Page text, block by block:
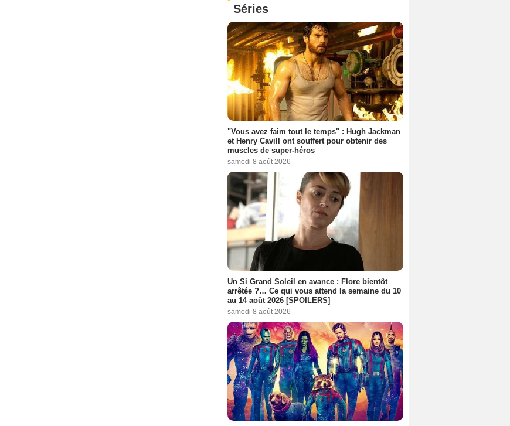
Séries
"Vous avez faim tout le temps" : Hugh Jackman
et Henry Cavill ont souffert pour obtenir des
muscles de super-héros
samedi 8 août 2026
Un Si Grand Soleil en avance : Flore bientôt
arrêtée ?… Ce qui vous attend la semaine du 10
au 14 août 2026 [SPOILERS]
samedi 8 août 2026